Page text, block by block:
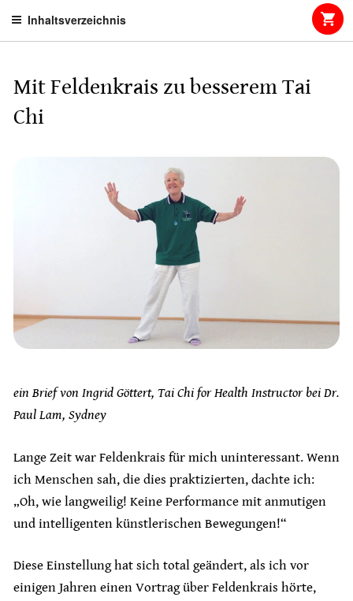
Inhaltsverzeichnis
Mit Feldenkrais zu besserem Tai
Chi
ein Brief von Ingrid Göttert, Tai Chi for Health Instructor bei Dr.
Paul Lam, Sydney
Lange Zeit war Feldenkrais für mich uninteressant. Wenn
ich Menschen sah, die dies praktizierten, dachte ich:
„Oh, wie langweilig! Keine Performance mit anmutigen
und intelligenten künstlerischen Bewegungen!“
Diese Einstellung hat sich total geändert, als ich vor
einigen Jahren einen Vortrag über Feldenkrais hörte,